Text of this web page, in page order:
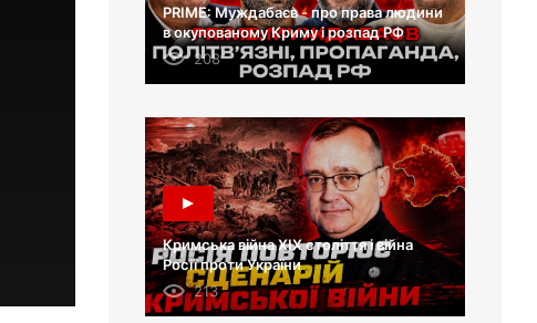
PRIME: Муждабаєв - про права людини
в окупованому Криму і розпад РФ
208
Кримська війна XIX століття і війна
Росії проти України
213